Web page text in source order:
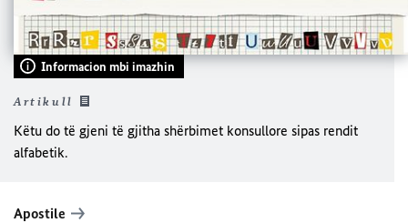
Informacion mbi imazhin
Artikull
Këtu do të gjeni të gjitha shërbimet konsullore sipas rendit
alfabetik.
Apostile